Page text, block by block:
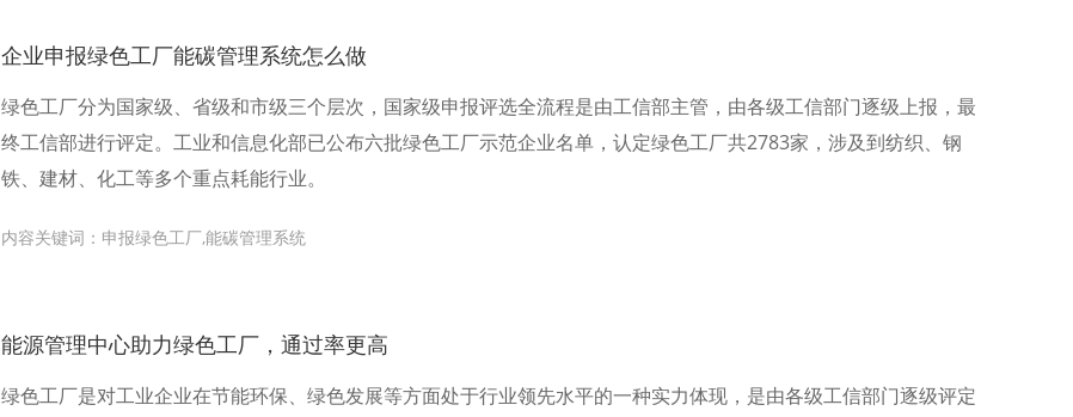
企业申报绿色工厂能碳管理系统怎么做
绿色工厂分为国家级、省级和市级三个层次，国家级申报评选全流程是由工信部主管，由各级工信部门逐级上报，最
终工信部进行评定。工业和信息化部已公布六批绿色工厂示范企业名单，认定绿色工厂共2783家，涉及到纺织、钢
铁、建材、化工等多个重点耗能行业。
内容关键词：申报绿色工厂,能碳管理系统
能源管理中心助力绿色工厂，通过率更高
绿色工厂是对工业企业在节能环保、绿色发展等方面处于行业领先水平的一种实力体现，是由各级工信部门逐级评定